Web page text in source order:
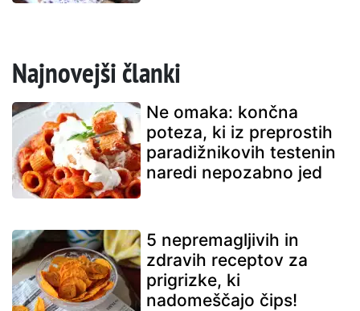
Najnovejši članki
Ne omaka: končna
poteza, ki iz preprostih
paradižnikovih testenin
naredi nepozabno jed
5 nepremagljivih in
zdravih receptov za
prigrizke, ki
nadomeščajo čips!